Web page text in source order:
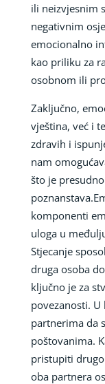
ili neizvjesnim
negativnim
emocionalno
kao priliku za
osobnom ili
Zaključno,
vještina, već i
zdravih i
nam
što je
komponenti
uloga u
Stjecanje
druga osoba
ključno je za
povezanosti.
partnerima da
poštovanima.
pristupiti
oba partnera